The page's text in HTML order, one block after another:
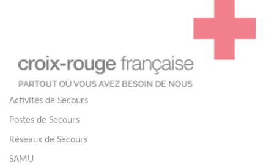
Activités de Secours
Postes de Secours
Réseaux de Secours
SAMU